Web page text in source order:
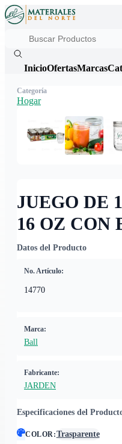
InicioOfertasMarcas
JUEGO DE
16 OZ CON
Datos del Producto
No. Artículo:
14770
Marca:
Ball
Fabricante:
JARDEN
Especificaciones del
COLOR:Trasparente
Categoría
Hogar